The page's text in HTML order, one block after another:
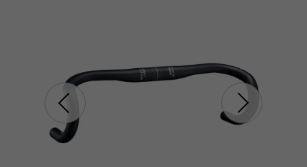
Nowości
Superoferta